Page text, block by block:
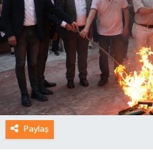
Paylaş
SPOR